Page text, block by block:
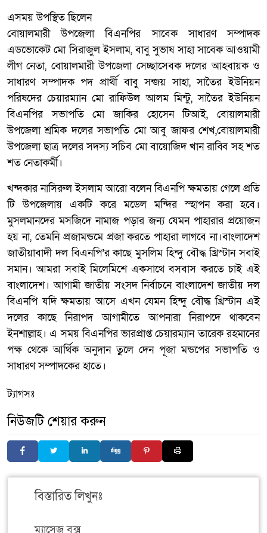
এসময় উপস্থিত ছিলেন
বোয়ালমারী উপজেলা বিএনপির সাবেক সাধারণ সম্পাদক
এডভোকেট মো সিরাজুল ইসলাম, বাবু সুভাষ সাহা সাবেক আওয়ামী
লীগ নেতা, বোয়ালমারী উপজেলা সেচ্ছাসেবক দলের আহবায়ক ও
সাধারণ সম্পাদক পদ প্রার্থী বাবু সন্জয় সাহা, সাতৈর ইউনিয়ন
পরিষদের চেয়ারম্যান মো রাফিউল আলম মিন্টু, সাতৈর ইউনিয়ন
বিএনপির সভাপতি মো জাকির হোসেন টিআই, বোয়ালমারী
উপজেলা শ্রমিক দলের সভাপতি মো আবু জাফর শেখ,বোয়ালমারী
উপজেলা ছাত্র দলের সদস্য সচিব মো বায়োজিদ খান রাব্বি সহ শত
শত নেতাকর্মী।
খন্দকার নাসিরুল ইসলাম আরো বলেন বিএনপি ক্ষমতায় গেলে প্রতি
টি উপজেলায় একটি করে মডেল মন্দির স্হাপন করা হবে।
মুসলমানদের মসজিদে নামাজ পড়ার জন্য যেমন পাহারার প্রয়োজন
হয় না, তেমনি প্রজামন্ডমে প্রজা করতে পাহারা লাগবে না।বাংলাদেশ
জাতীয়াবাদী দল বিএনপি’র কাছে মুসলিম হিন্দু বৌদ্ধ খ্রিস্টান সবাই
সমান। আমরা সবাই মিলেমিশে একসাথে বসবাস করতে চাই এই
বাংলাদেশ। আগামী জাতীয় সংসদ নির্বাচনে বাংলাদেশ জাতীয় দল
বিএনপি যদি ক্ষমতায় আসে এখন যেমন হিন্দু বৌদ্ধ খ্রিস্টান এই
দলের কাছে নিরাপদ আগামীতে আপনারা নিরাপদে থাকবেন
ইনশাল্লাহ। এ সময় বিএনপির ভারপ্রাপ্ত চেয়ারম্যান তারেক রহমানের
পক্ষ থেকে আর্থিক অনুদান তুলে দেন পূজা মন্ডপের সভাপতি ও
সাধারণ সম্পাদকের হাতে।
ট্যাগসঃ
নিউজটি শেয়ার করুন
বিস্তারিত লিখুনঃ
ম্যাসেজ বক্স